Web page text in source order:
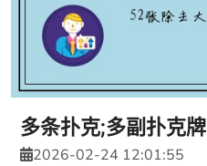
多条扑克;多副扑克牌
2026-02-24 12:01:55